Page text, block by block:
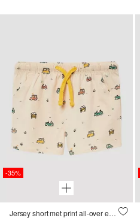
-35%
Jersey short met print all-over en koord